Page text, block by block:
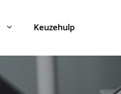
Keuzehulp